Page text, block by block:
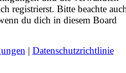
registrierst. Bitte beachte
du dich in diesem Board
| Datenschutzrichtlinie